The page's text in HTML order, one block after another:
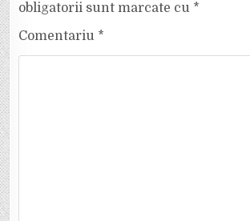
obligatorii sunt marcate cu *
Comentariu *